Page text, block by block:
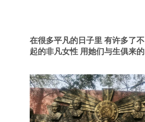
在很多平凡的日子里 有许多了不
起的非凡女性 用她们与生俱来的
了她们 寻常的日子也在熠熠发光